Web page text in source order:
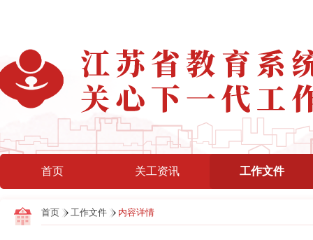
首页 关工资讯 工作文件
首页 工作文件 内容详情